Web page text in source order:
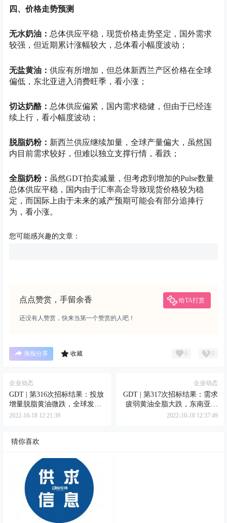
四、价格走势预测
无水奶油： 总体供应平稳，现货价格走势坚定，国外需求
较强，但近期累计涨幅较大，总体看小幅度波动；
无盐黄油： 供应有所增加，但总体新西兰产区价格在全球
偏低，东北亚进入消费旺季，看小涨；
切达奶酪： 总体供应偏紧，国内需求稳健，但由于已经连
续上行，看小幅度波动；
脱脂奶粉： 新西兰供应继续加量，全球产量偏大，虽然国
内目前需求较好，但难以独立支撑行情，看跌；
全脂奶粉： 虽然GDT拍卖减量，但考虑到增加的Pulse数量
总体供应平稳，国内由于汇率高企导致现货价格较为稳
定，而国际上由于未来的减产预期可能会有部分追捧行
为，看小涨。
您可能感兴趣的文章：
点点赞赏，手留余香 给TA打赏
还没有人赞赏，快来当第一个赞赏的人吧！
海报分享 收藏 0 0
企业动态
GDT | 第316次招标结果：投放
增量脱脂黄油微跌，全球发力
无水奶油劲升
2022-10-18 12:21:39
企业动态
GDT | 第317次招标结果：需求
疲弱黄油全脂大跌，东南亚狂
买脱脂无水
2022-10-18 12:37:49
猜你喜欢